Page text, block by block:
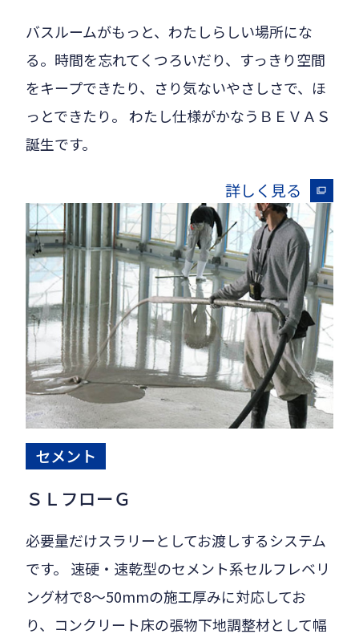
バスルームがもっと、わたしらしい場所にな
る。時間を忘れてくつろいだり、すっきり空間
をキープできたり、さり気ないやさしさで、ほ
っとできたり。 わたし仕様がかなうＢＥＶＡＳ
誕生です。
詳しく見る
セメント
ＳＬフローＧ
必要量だけスラリーとしてお渡しするシステム
です。 速硬・速乾型のセメント系セルフレベリ
ング材で8～50mmの施工厚みに対応してお
り、コンクリート床の張物下地調整材として幅